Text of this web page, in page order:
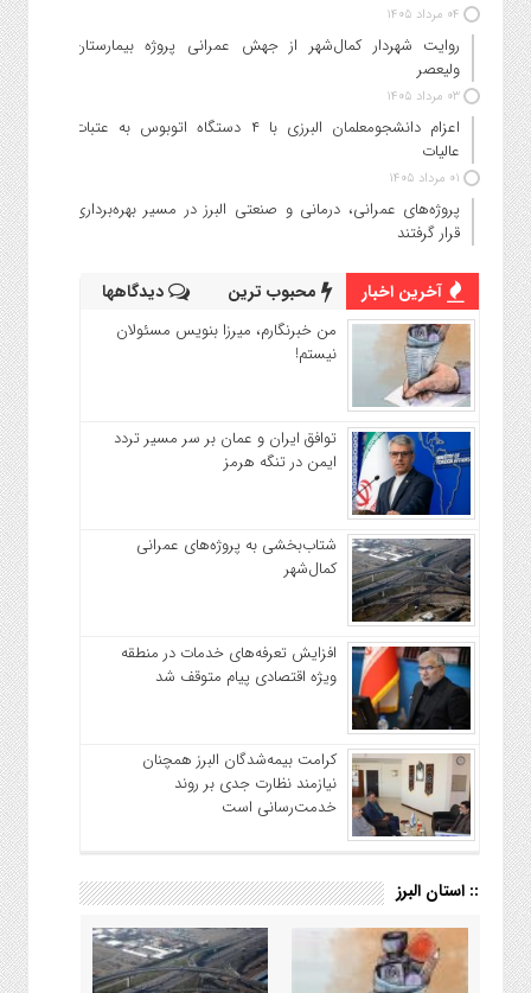
۰۴ مرداد ۱۴۰۵
روایت شهردار کمال‌شهر از جهش عمرانی پروژه بیمارستان
ولیعصر
۰۳ مرداد ۱۴۰۵
اعزام دانشجو‌معلمان البرزی با ۴ دستگاه اتوبوس به عتبات
عالیات
۰۱ مرداد ۱۴۰۵
پروژه‌های عمرانی، درمانی و صنعتی البرز در مسیر بهره‌برداری
قرار گرفتند
آخرین اخبار محبوب ترین دیدگاهها
من خبرنگارم، میرزا بنویس مسئولان
نیستم!
توافق ایران و عمان بر سر مسیر تردد
ایمن در تنگه هرمز
شتاب‌بخشی به پروژه‌های عمرانی
کمال‌شهر
افزایش تعرفه‌های خدمات در منطقه
ویژه اقتصادی پیام متوقف شد
کرامت بیمه‌شدگان البرز همچنان
نیازمند نظارت جدی بر روند
خدمت‌رسانی است
:: استان البرز